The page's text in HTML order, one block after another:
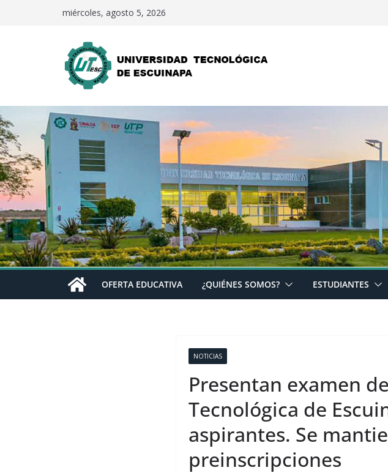
miércoles, agosto 5, 2026
OFERTA EDUCATIVA ¿QUIÉNES SOMOS? ESTUDIANTES
NOTICIAS
Presentan examen
Tecnológica de
aspirantes. Se
preinscripciones